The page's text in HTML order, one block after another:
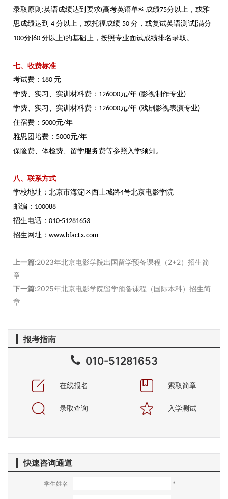
录取原则 :英语成绩达到要求(高考英语单科成绩75分以上，或雅
思成绩达到 4 分以上，或托福成绩 50 分，或复试英语测试 满分
100分 ]60 分以上)的基础上，按照专业面试成绩排名录取。
七、 收费标准
考试费： 180 元
学费、实习、实训材料费： 126000元/年 (影视制作专业)
学费、实习、实训材料费： 126000元/年 (戏剧影视表演专业)
住宿费： 5000元/年
雅思团培费： 5000元/年
保险费、体检费、留学服务费等参照入学须知。
八、 联系方式
学校地址：北京市海淀区西土城路4号北京电影学院
邮编： 100088
招生电话： 010-51281653
招生网址： www.bfacLx.com
上一篇:2023年北京电影学院出国留学预备课程（2+2）招生简
章
下一篇:2025年北京电影学院留学预备课程（国际本科）招生简
章
报考指南
010-51281653
在线报名 索取简章
录取查询 入学测试
快速咨询通道
学生姓名 *